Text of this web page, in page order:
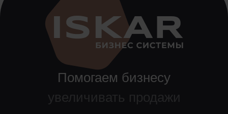
Помогаем бизнесу
увеличивать продажи